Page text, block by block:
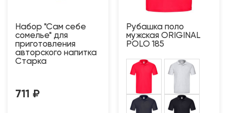
Набор "Сам себе
сомелье" для
приготовления
авторского напитка
Старка
711 ₽
Рубашка поло
мужская ORIGINAL
POLO 185